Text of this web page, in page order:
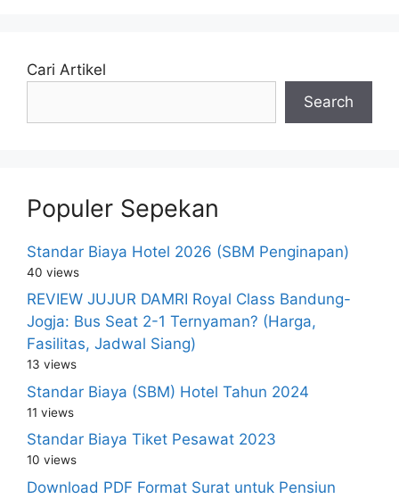
Cari Artikel
Search
Populer Sepekan
Standar Biaya Hotel 2026 (SBM Penginapan)
40 views
REVIEW JUJUR DAMRI Royal Class Bandung-
Jogja: Bus Seat 2-1 Ternyaman? (Harga,
Fasilitas, Jadwal Siang)
13 views
Standar Biaya (SBM) Hotel Tahun 2024
11 views
Standar Biaya Tiket Pesawat 2023
10 views
Download PDF Format Surat untuk Pensiun